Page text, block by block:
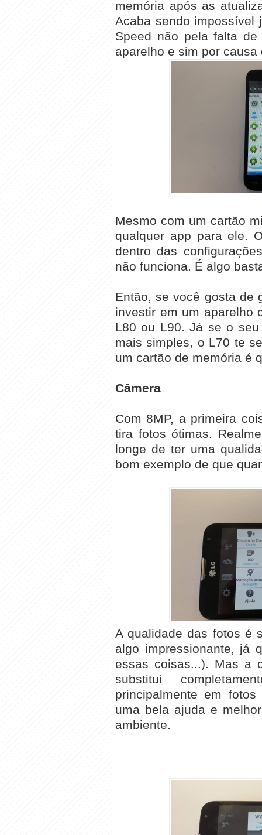
memória após as
Acaba sendo impossível
Speed não pela falta de
aparelho e sim por
Mesmo com um cartão
qualquer app para ele.
dentro das
não funciona. É algo
Então, se você gosta de
investir em um aparelho
L80 ou L90. Já se o
mais simples, o L70 te
um cartão de memória é
Câmera
Com 8MP, a primeira
tira fotos ótimas.
longe de ter uma
bom exemplo de que
A qualidade das fotos é
algo impressionante, já
essas coisas...). Mas a
substitui
principalmente em
uma bela ajuda e
ambiente.